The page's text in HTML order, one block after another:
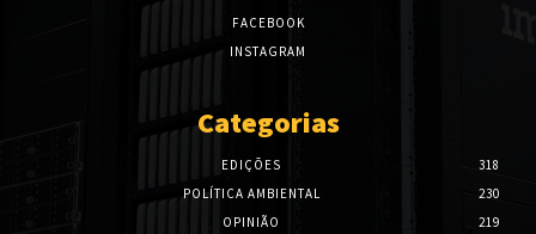
FACEBOOK
INSTAGRAM
Categorias
EDIÇÕES
318
POLÍTICA AMBIENTAL
230
OPINIÃO
219